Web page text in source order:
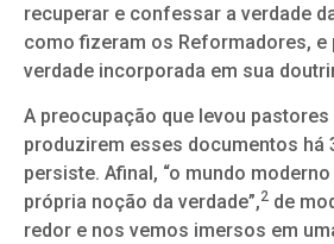
recuperar e confessar a verdade
como fizeram os Reformadores, e
verdade incorporada em sua
A preocupação que levou pastores
produzirem esses documentos há
persiste. Afinal, “o mundo
própria noção da verdade”,2 de
redor e nos vemos imersos em